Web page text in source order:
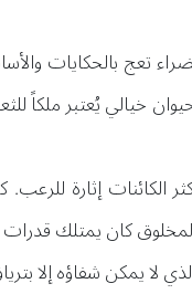
تعج بالحكايات
خيالي يُعتبر
إثارة
كان يمتلك
لا يمكن شفاؤه إلا